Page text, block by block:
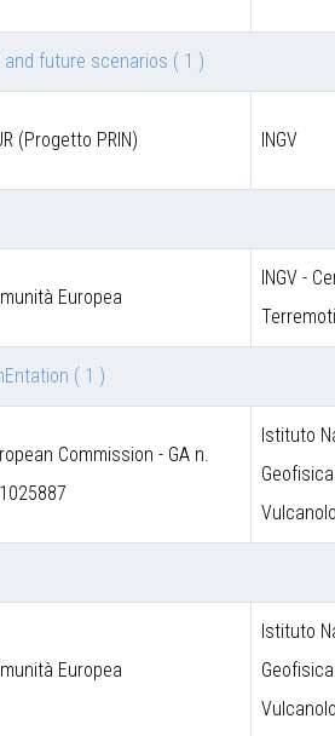
and future scenarios ( 1 )
(Progetto PRIN) INGV
Europea
INGV -
Terremoti
( 1 )
Commission - GA n.
Istituto
Europea
Istituto